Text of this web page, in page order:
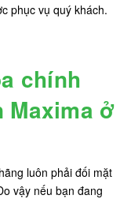
phục vụ quý khách.
chính
Maxima ở
luôn phải đối mặt
vậy nếu bạn đang